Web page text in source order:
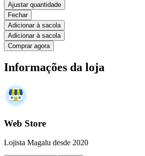
Ajustar quantidade
Fechar
Adicionar à sacola
Adicionar à sacola
Comprar agora
Informações da loja
Web Store
Lojista Magalu desde 2020